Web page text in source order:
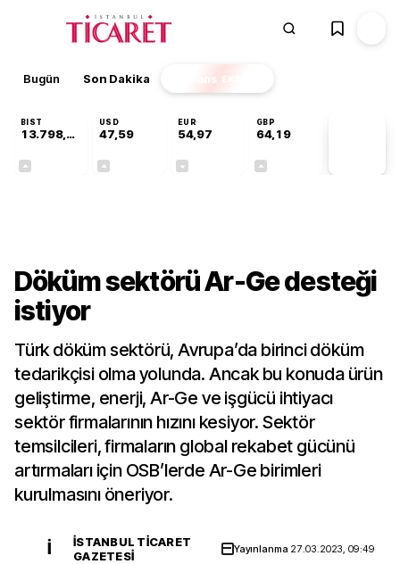
Bugün Son Dakika Finans EKSTRA
BIST
13.798,82
USD
47,59
EUR
54,97
GBP
64,19
Döküm sektörü Ar-Ge desteği
istiyor
Türk döküm sektörü, Avrupa’da birinci döküm
tedarikçisi olma yolunda. Ancak bu konuda ürün
geliştirme, enerji, Ar-Ge ve işgücü ihtiyacı
sektör firmalarının hızını kesiyor. Sektör
temsilcileri, firmaların global rekabet gücünü
artırmaları için OSB’lerde Ar-Ge birimleri
kurulmasını öneriyor.
İ
İSTANBUL TICARET
GAZETESI
Yayınlanma 27.03.2023, 09:49